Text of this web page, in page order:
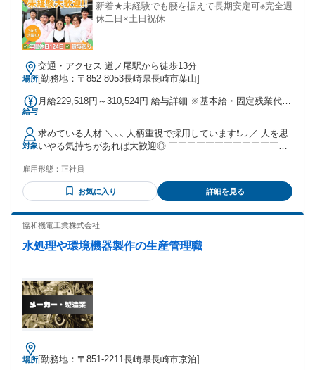
新着★未経験でも腰を据えて長期安定可✊完全週
休二日×土日祝休
場所
交通・アクセス 道ノ尾駅から徒歩13分
[勤務地：〒852-8053長崎県長崎市葉山]
給与
月給229,518円～310,524円 給与詳細 ※基本給・固定残業代・
代：あり 1ヶ月あたり5万9518円 〜 8万524円（固定残業時
間：1ヶ月あたり45時間） 固定残業時間を超えた勤務時間に
ついては別途残業代を支給する 【一律手当】 全員に一律で支
払われる通勤・皆勤・家族手当金額：なし 全員に一律で支払
給与は経験・スキルを考慮の上、決定。 《一律手当/内訳》
◎職務手当：5000円～1万円(給与に含む) 《各種手当》 ◎家
族手当：3000円/人 ◎資格手当：3000円～8000円 ◎休日出勤
手当 ｜土曜出勤がある場合※基本なし └業務は2～3時間程度
で終了します。 《昇給》あり 前年度実績：4000円～7000円/
月 《賞与》あり/年2回 前年度実績：計3ヶ月分 ★設立後、毎
対象
求めている人材 ＼⸜⸜ 人柄重視で採用しています❗⸝⸝／ 人を思
いやる気持ちがあれば大歓迎◎ ￣￣￣￣￣￣￣￣￣￣￣￣￣
高卒以上 ●PCで文字入力ができる方 ⭐【こんな方歓迎】 ✱新
しいことにチャレンジしたい方 ✱家族イベントを大切にした
い方 ✱やりがいを感じる仕事がしたい方 ✱メリハリをしっか
験者歓迎 └先輩社員全員が未経験スタート！ ◎第二新卒歓迎
《今回募集するお仕事では…》 ルート配送といった配送や ル
◎ ⏩活躍中の先輩スタッフの前職 └営業・製造・配送など
様々です！
雇用形態： 正社員
お気に入り 詳細を見る
協和機電工業株式会社
水処理や環境機器製作の生産管理職
場所[勤務地：〒851-2211長崎県長崎市京泊]